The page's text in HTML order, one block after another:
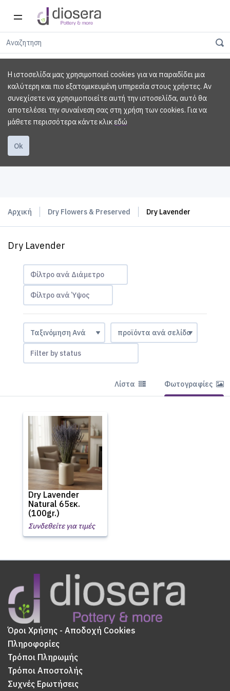
Η ιστοσελίδα μας χρησιμοποιεί cookies για να παραδίδει μια
καλύτερη και πιο εξατομικευμένη υπηρεσία στους χρήστες. Αν
συνεχίσετε να χρησιμοποιείτε αυτή την ιστοσελίδα, αυτό θα
αποτελέσει την συναίνεση σας στη χρήση των cookies. Για να
μάθετε περισσότερα κάντε κλικεδώ
Ok
Αρχική Dry Flowers & Preserved Dry Lavender
Dry Lavender
Φίλτρο ανά Διάμετρο
Φίλτρο ανά Ύψος
Filter by status
Λίστα Φωτογραφίες
Dry Lavender
Natural 65εκ.
(100gr.)
Συνδεθείτε για τιμές
Όροι Χρήσης - Αποδοχή Cookies
Πληροφορίες
Τρόποι Πληρωμής
Τρόποι Αποστολής
Συχνές Ερωτήσεις